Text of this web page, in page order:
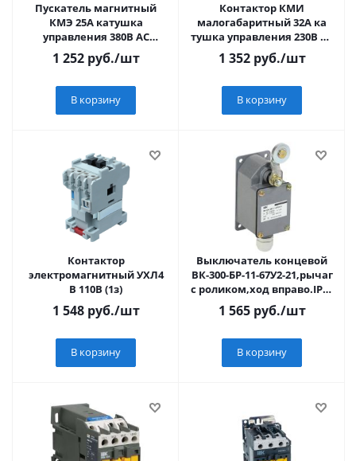
Пускатель магнитный
КМЭ 25А катушка
управления 380В АС
малогабаритный 1NO
1 252руб./шт
В корзину
Контактор КМИ
малогабаритный 32А ка
тушка управления 230В АС
1НО
1 352руб./шт
В корзину
Контактор
электромагнитный УХЛ4
В 110В (1з)
1 548руб./шт
В корзину
Выключатель концевой
ВК-300-БР-11-67У2-21,рычаг
с роликом,ход вправо.IP67
IEK
1 565руб./шт
В корзину